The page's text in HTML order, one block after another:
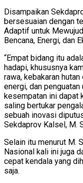
Disampaikan
bersesuaian dengan
Adaptif untuk
Bencana, Energi, dan
“Empat bidang itu
hadapi, khususnya
rawa, kebakaran
energi, dan penguatan
kesempatan ini dapat
saling bertukar
sebuah inovasi
Sekdaprov Kalsel, M.
Selain itu menurut M.
Nasional kali ini juga
cepat kendala yang
saja.